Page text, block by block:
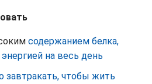
содержанием белка,
на весь день
завтракать, чтобы жить